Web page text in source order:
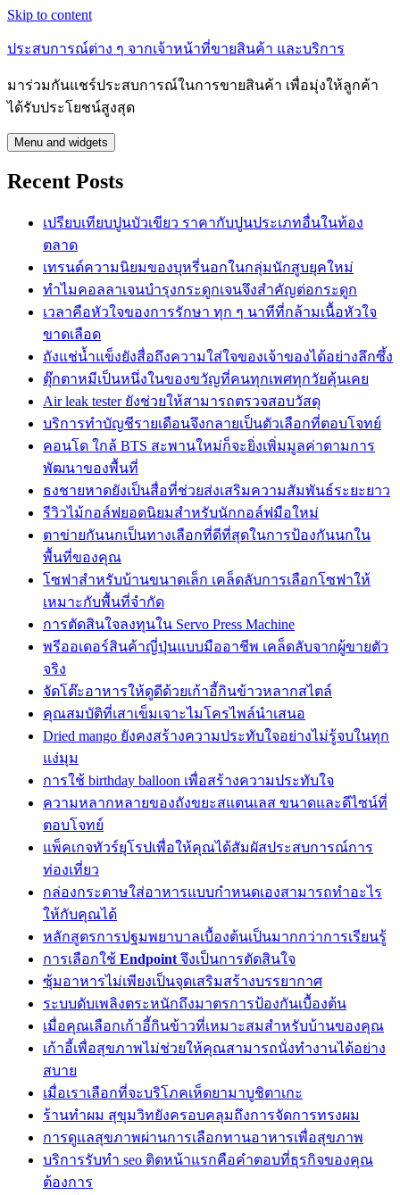
Skip to content
ประสบการณ์ต่าง ๆ จากเจ้าหน้าที่ขายสินค้า และบริการ
มาร่วมกันแชร์ประสบการณ์ในการขายสินค้า เพื่อมุ่งให้ลูกค้า
ได้รับประโยชน์สูงสุด
Menu and widgets
Recent Posts
เปรียบเทียบปูนบัวเขียว ราคากับปูนประเภทอื่นในท้อง
ตลาด
เทรนด์ความนิยมของบุหรี่นอกในกลุ่มนักสูบยุคใหม่
ทำไมคอลลาเจนบำรุงกระดูกเจนจึงสำคัญต่อกระดูก
เวลาคือหัวใจของการรักษา ทุก ๆ นาทีที่กล้ามเนื้อหัวใจ
ขาดเลือด
ถังแช่น้ำแข็งยังสื่อถึงความใส่ใจของเจ้าของได้อย่างลึกซึ้ง
ตุ๊กตาหมีเป็นหนึ่งในของขวัญที่คนทุกเพศทุกวัยคุ้นเคย
Air leak tester ยังช่วยให้สามารถตรวจสอบวัสดุ
บริการทำบัญชีรายเดือนจึงกลายเป็นตัวเลือกที่ตอบโจทย์
คอนโด ใกล้ BTS สะพานใหม่ก็จะยิ่งเพิ่มมูลค่าตามการ
พัฒนาของพื้นที่
ธงชายหาดยังเป็นสื่อที่ช่วยส่งเสริมความสัมพันธ์ระยะยาว
รีวิวไม้กอล์ฟยอดนิยมสำหรับนักกอล์ฟมือใหม่
ตาข่ายกันนกเป็นทางเลือกที่ดีที่สุดในการป้องกันนกใน
พื้นที่ของคุณ
โซฟาสำหรับบ้านขนาดเล็ก เคล็ดลับการเลือกโซฟาให้
เหมาะกับพื้นที่จำกัด
การตัดสินใจลงทุนใน Servo Press Machine
พรีออเดอร์สินค้าญี่ปุ่นแบบมืออาชีพ เคล็ดลับจากผู้ขายตัว
จริง
จัดโต๊ะอาหารให้ดูดีด้วยเก้าอี้กินข้าวหลากสไตล์
คุณสมบัติที่เสาเข็มเจาะไมโครไพล์นำเสนอ
Dried mango ยังคงสร้างความประทับใจอย่างไม่รู้จบในทุก
แง่มุม
การใช้ birthday balloon เพื่อสร้างความประทับใจ
ความหลากหลายของถังขยะสแตนเลส ขนาดและดีไซน์ที่
ตอบโจทย์
แพ็คเกจทัวร์ยุโรปเพื่อให้คุณได้สัมผัสประสบการณ์การ
ท่องเที่ยว
กล่องกระดาษใส่อาหารแบบกำหนดเองสามารถทำอะไร
ให้กับคุณได้
หลักสูตรการปฐมพยาบาลเบื้องต้นเป็นมากกว่าการเรียนรู้
การเลือกใช้ Endpoint จึงเป็นการตัดสินใจ
ซุ้มอาหารไม่เพียงเป็นจุดเสริมสร้างบรรยากาศ
ระบบดับเพลิงตระหนักถึงมาตรการป้องกันเบื้องต้น
เมื่อคุณเลือกเก้าอี้กินข้าวที่เหมาะสมสำหรับบ้านของคุณ
เก้าอี้เพื่อสุขภาพไม่ช่วยให้คุณสามารถนั่งทำงานได้อย่าง
สบาย
เมื่อเราเลือกที่จะบริโภคเห็ดยามาบูชิตาเกะ
ร้านทำผม สุขุมวิทยังครอบคลุมถึงการจัดการทรงผม
การดูแลสุขภาพผ่านการเลือกทานอาหารเพื่อสุขภาพ
บริการรับทำ seo ติดหน้าแรกคือคำตอบที่ธุรกิจของคุณ
ต้องการ